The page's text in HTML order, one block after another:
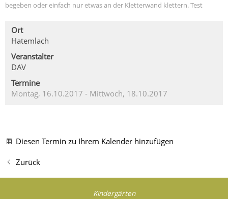
begeben oder einfach nur etwas an der Kletterwand klettern. Test
Ort
Hatemlach
Veranstalter
DAV
Termine
Montag, 16.10.2017 - Mittwoch, 18.10.2017
Diesen Termin zu Ihrem Kalender hinzufügen
Zurück
Kindergärten